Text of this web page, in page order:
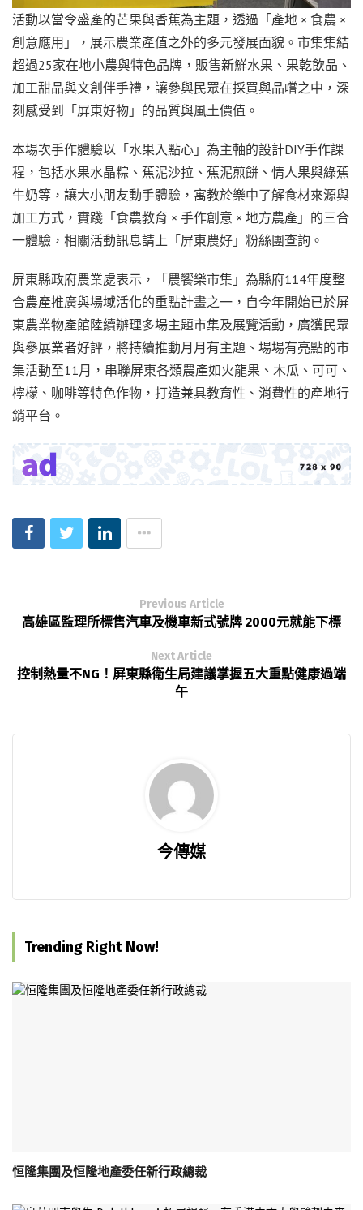
活動以當令盛產的芒果與香蕉為主題，透過「產地 × 食農 ×
創意應用」，展示農業產值之外的多元發展面貌。市集集結
超過25家在地小農與特色品牌，販售新鮮水果、果乾飲品、
加工甜品與文創伴手禮，讓參與民眾在採買與品嚐之中，深
刻感受到「屏東好物」的品質與風土價值。
本場次手作體驗以「水果入點心」為主軸的設計DIY手作課
程，包括水果水晶粽、蕉泥沙拉、蕉泥煎餅、情人果與綠蕉
牛奶等，讓大小朋友動手體驗，寓教於樂中了解食材來源與
加工方式，實踐「食農教育 × 手作創意 × 地方農產」的三合
一體驗，相關活動訊息請上「屏東農好」粉絲團查詢。
屏東縣政府農業處表示，「農饗樂市集」為縣府114年度整
合農產推廣與場域活化的重點計畫之一，自今年開始已於屏
東農業物產館陸續辦理多場主題市集及展覽活動，廣獲民眾
與參展業者好評，將持續推動月月有主題、場場有亮點的市
集活動至11月，串聯屏東各類農產如火龍果、木瓜、可可、
檸檬、咖啡等特色作物，打造兼具教育性、消費性的產地行
銷平台。
Previous Article
高雄區監理所標售汽車及機車新式號牌 2000元就能下標
Next Article
控制熱量不NG！屏東縣衛生局建議掌握五大重點健康過端
午
今傳媒
Trending Right Now!
恒隆集團及恒隆地產委任新行政總裁